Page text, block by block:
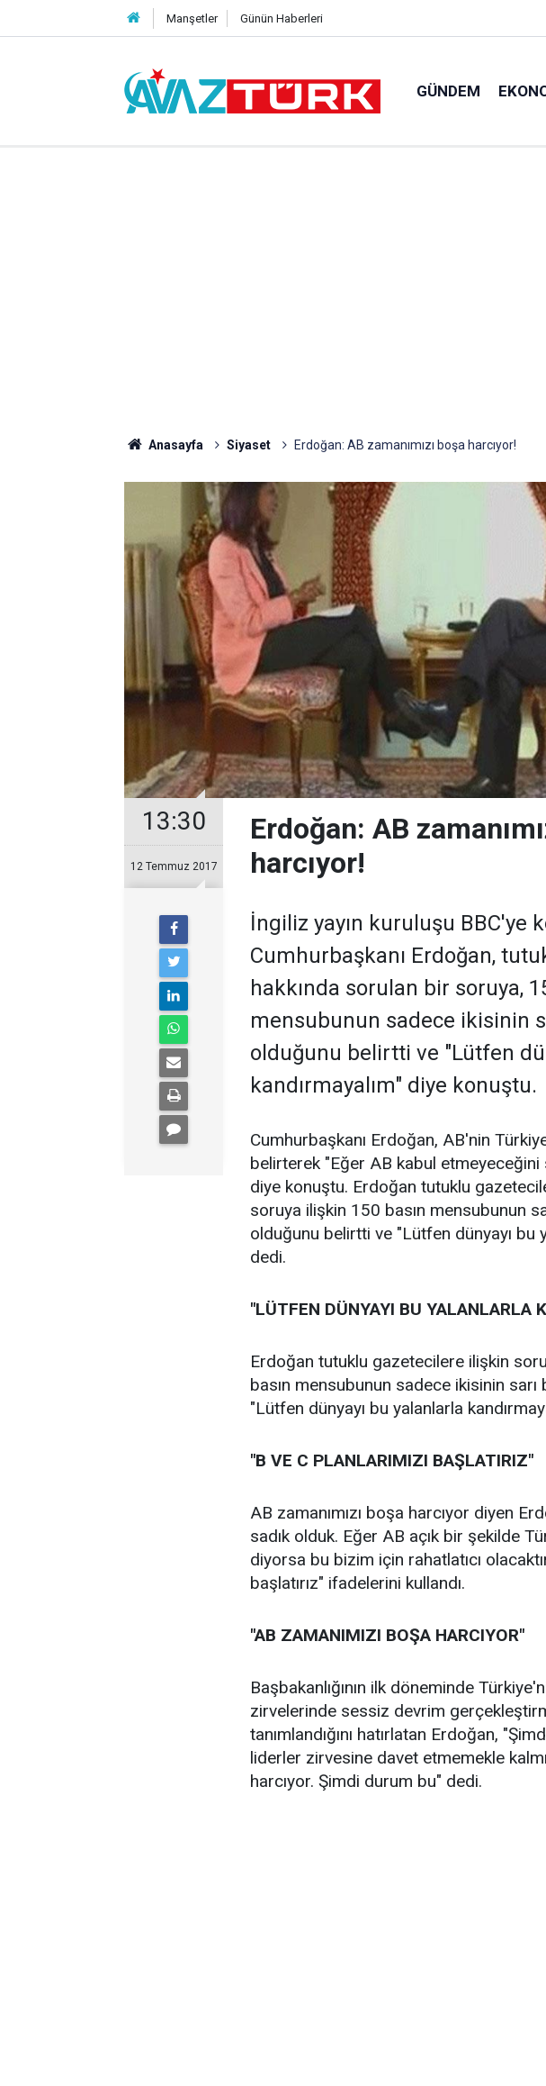
Manşetler Günün Haberleri
GÜNDEM
Anasayfa Siyaset Erdoğan: AB zamanımızı boşa harcıyor!
13:30
12 Temmuz 2017
Erdoğan: AB
harcıyor!
İngiliz yayın kuruluşu BBC'ye
Cumhurbaşkanı Erdoğan,
hakkında sorulan bir soruya,
mensubunun sadece ikisinin
olduğunu belirtti ve "Lütfen
kandırmayalım" diye konuştu.
Cumhurbaşkanı Erdoğan, AB'nin
belirterek "Eğer AB kabul
diye konuştu. Erdoğan tutuklu
soruya ilişkin 150 basın mensubunun
olduğunu belirtti ve "Lütfen dünyayı bu
dedi.
"LÜTFEN DÜNYAYI BU YALANLARLA
Erdoğan tutuklu gazetecilere ilişkin
basın mensubunun sadece ikisinin sarı
"Lütfen dünyayı bu yalanlarla
"B VE C PLANLARIMIZI BAŞLATIRIZ"
AB zamanımızı boşa harcıyor diyen
sadık olduk. Eğer AB açık bir şekilde
diyorsa bu bizim için rahatlatıcı
başlatırız" ifadelerini kullandı.
"AB ZAMANIMIZI BOŞA HARCIYOR"
Başbakanlığının ilk döneminde
zirvelerinde sessiz devrim
tanımlandığını hatırlatan Erdoğan,
liderler zirvesine davet etmemekle
harcıyor. Şimdi durum bu" dedi.